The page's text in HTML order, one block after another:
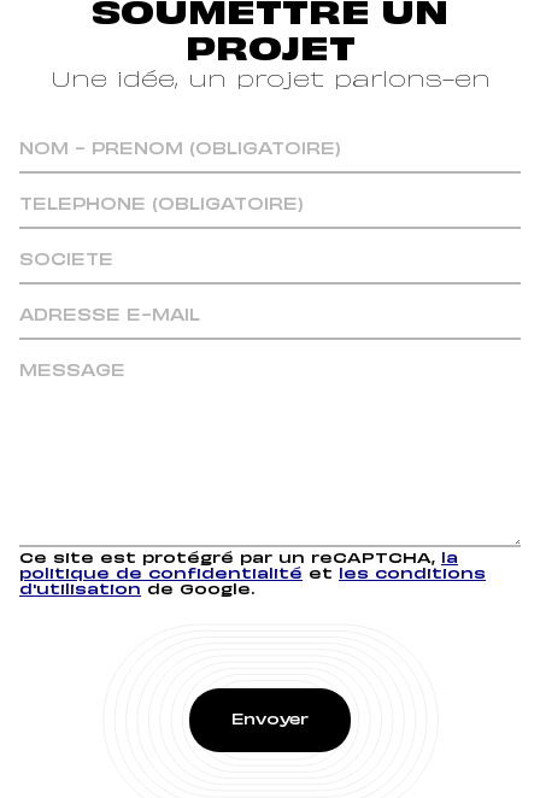
communauté et prolonger
delà du terrain.
SOUMETTRE UN
PROJET
Une idée, un projet parlons-en
Ce site est protégré par un reCAPTCHA,
la
politique de confidentialité et
les conditions
d'utilisation de Google.